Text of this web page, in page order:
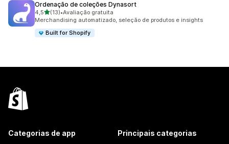
Ordenação de coleções Dynasort
4,5de 5 estrelas
(13)
13 avaliações ao todo
•Avaliação gratuita
Merchandising automatizado, seleção de produtos e insights
Built for Shopify
Categorias de app Principais categorias